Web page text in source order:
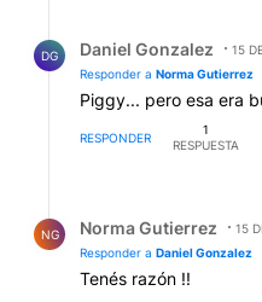
DG Daniel Gonzalez
15
Responder a Norma Gutierrez
Piggy... pero esa era
RESPONDER
1
RESPUESTA
NG Norma Gutierrez
15
Responder a Daniel Gonzalez
Tenés razón !!